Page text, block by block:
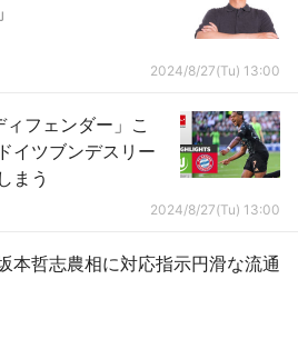
2024/8/27(Tu) 13:00
フェンダー」こ
イツブンデスリー
まう
2024/8/27(Tu) 13:00
本哲志農相に対応指示円滑な流通